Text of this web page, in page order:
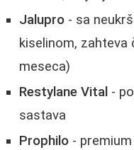
Jalupro - sa
kiselinom,
meseca)
Restylane Vital -
sastava
Prophilo -